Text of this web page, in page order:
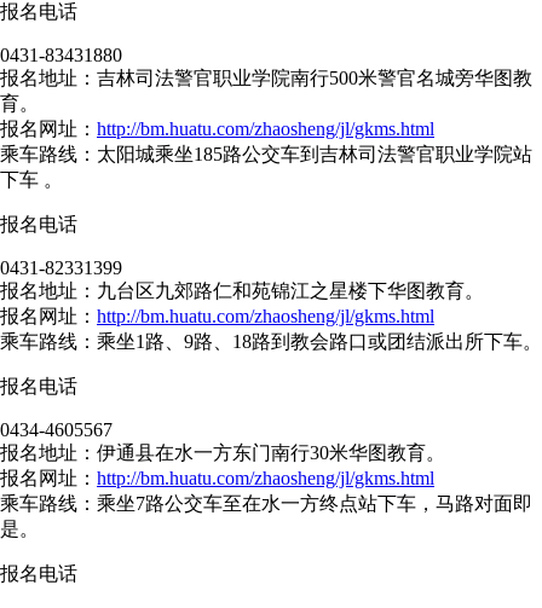
报名电话
0431-83431880
报名地址：吉林司法警官职业学院南行500米警官名城旁华图教
育。
报名网址： http://bm.huatu.com/zhaosheng/jl/gkms.html
乘车路线：太阳城乘坐185路公交车到吉林司法警官职业学院站
下车 。
报名电话
0431-82331399
报名地址：九台区九郊路仁和苑锦江之星楼下华图教育。
报名网址： http://bm.huatu.com/zhaosheng/jl/gkms.html
乘车路线：乘坐1路、9路、18路到教会路口或团结派出所下车。
报名电话
0434-4605567
报名地址：伊通县在水一方东门南行30米华图教育。
报名网址： http://bm.huatu.com/zhaosheng/jl/gkms.html
乘车路线：乘坐7路公交车至在水一方终点站下车，马路对面即
是。
报名电话